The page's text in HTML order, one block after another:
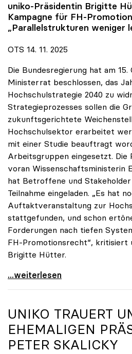
uniko-Präsidentin Brigitte
Kampagne für FH-
„Parallelstrukturen weniger
OTS 14. 11. 2025
Die Bundesregierung hat am
Ministerrat beschlossen, das
Hochschulstrategie 2040 zu
Strategieprozesses sollen die
zukunftsgerichtete
Hochschulsektor erarbeitet
mit einer Studie beauftragt
Arbeitsgruppen eingesetzt. Die
voran Wissenschaftsministerin
hat Betroffene und
Teilnahme eingeladen. „Es hat
Auftaktveranstaltung zur
stattgefunden, und schon
Forderungen nach tiefen
FH-Promotionsrecht“, kritisiert
Brigitte Hütter.
„Deplatzierte Kampagne“:
...weiterlesen
UNIKO TRAUERT
EHEMALIGEN
PETER SKALICKY